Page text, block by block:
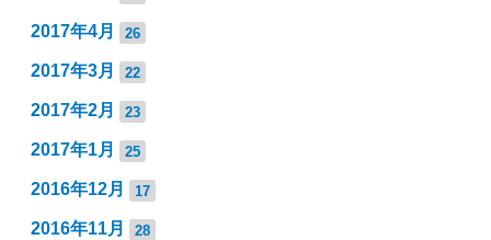
2017年4月 26
2017年3月 22
2017年2月 23
2017年1月 25
2016年12月 17
2016年11月 28